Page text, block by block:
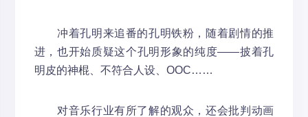
冲着孔明来追番的孔明铁粉，随着剧情的推
进，也开始质疑这个孔明形象的纯度——披着孔
明皮的神棍、不符合人设、OOC……
对音乐行业有所了解的观众，还会批判动画